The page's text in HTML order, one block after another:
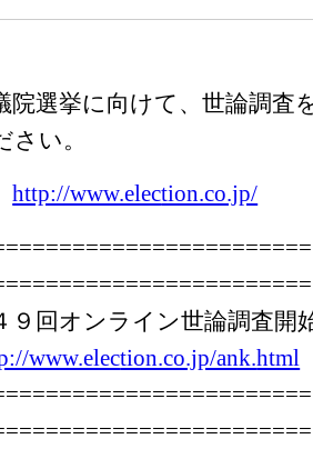
院選挙に向けて、世論調査
さい。
http://www.election.co.jp/
９回オンライン世論調査
www.election.co.jp/ank.html